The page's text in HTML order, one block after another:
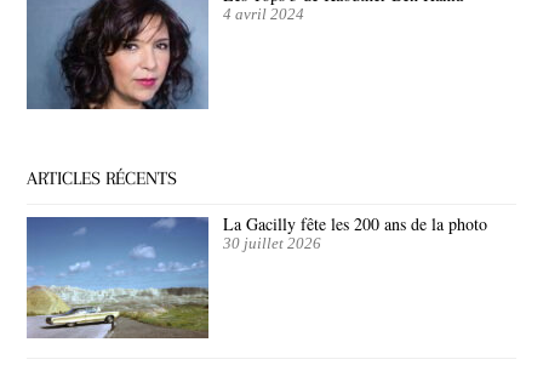
4 avril 2024
ARTICLES RÉCENTS
La Gacilly fête les 200 ans de la photo
30 juillet 2026